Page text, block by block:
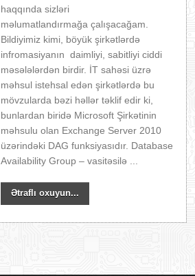
haqqında sizləri
məlumatlandırmağa çalışacağam.
Bildiyimiz kimi, böyük şirkətlərdə
infromasiyanın daimliyi, sabitliyi ciddi
məsələlərdən birdir. İT sahəsi üzrə
məhsul istehsal edən şirkətlərdə bu
mövzularda bəzi həllər təklif edir ki,
bunlardan biridə Microsoft Şirkətinin
məhsulu olan Exchange Server 2010
üzərindəki DAG funksiyasıdır. Database
Availability Group – vasitəsilə ...
Ətraflı oxuyun...